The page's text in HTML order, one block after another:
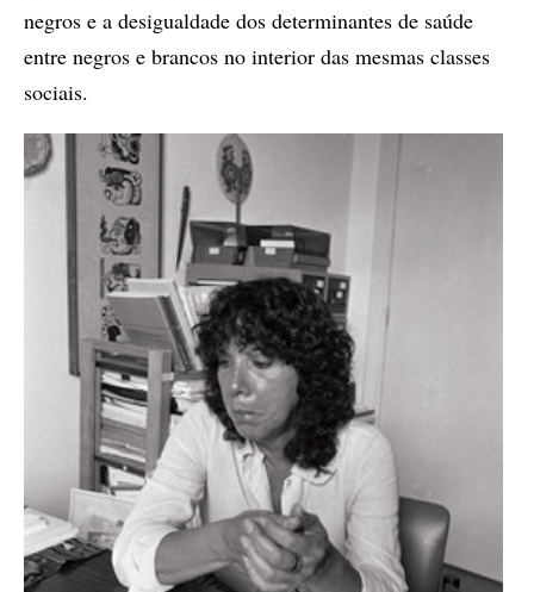
negros e a desigualdade dos determinantes de saúde
entre negros e brancos no interior das mesmas classes
sociais.